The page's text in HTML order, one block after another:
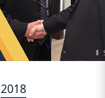
2018